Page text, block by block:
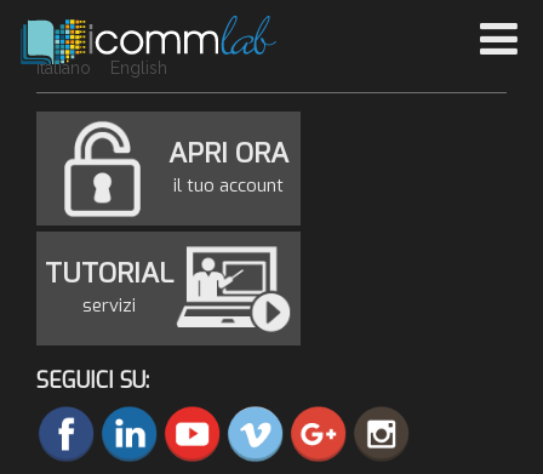
Italiano English
APRI ORA
il tuo account
TUTORIAL
servizi
SEGUICI SU: